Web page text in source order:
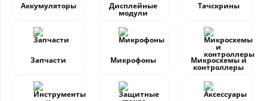
Аккумуляторы Дисплейные
модули
Тачскрины
Запчасти Микрофоны Микросхемы и
контроллеры